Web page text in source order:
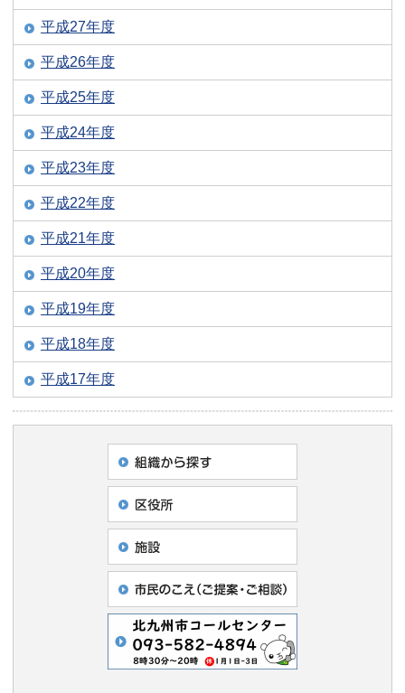
平成27年度
平成26年度
平成25年度
平成24年度
平成23年度
平成22年度
平成21年度
平成20年度
平成19年度
平成18年度
平成17年度